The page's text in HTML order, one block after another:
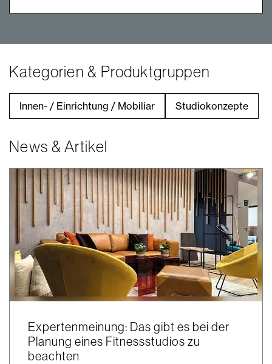
Kategorien & Produktgruppen
Innen- / Einrichtung / Mobiliar Studiokonzepte
News & Artikel
Expertenmeinung: Das gibt es bei der
Planung eines Fitnessstudios zu
beachten